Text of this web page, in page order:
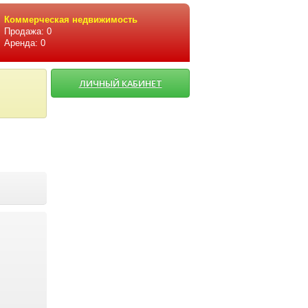
Коммерческая недвижимость
Продажа: 0
Аренда: 0
ЛИЧНЫЙ КАБИНЕТ